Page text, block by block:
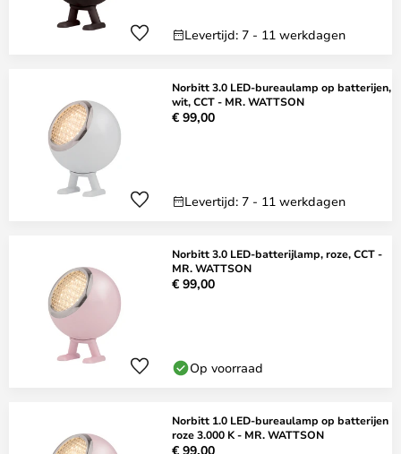
Levertijd: 7 - 11 werkdagen
Norbitt 3.0 LED-bureaulamp op batterijen,
wit, CCT - MR. WATTSON
€ 99,00
Levertijd: 7 - 11 werkdagen
Norbitt 3.0 LED-batterijlamp, roze, CCT -
MR. WATTSON
€ 99,00
Op voorraad
Norbitt 1.0 LED-bureaulamp op batterijen
roze 3.000 K - MR. WATTSON
€ 99,00